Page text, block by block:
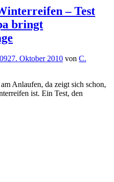
– Test
bringt
27. Oktober 2010 von C.
Anlaufen, da zeigt sich schon,
ist. Ein Test, den